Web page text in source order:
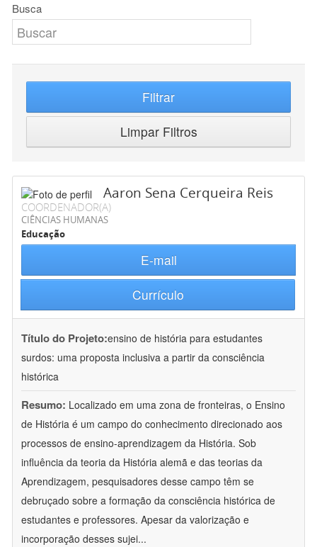
Busca
Filtrar
Limpar Filtros
Aaron Sena Cerqueira Reis
COORDENADOR(A)
CIÊNCIAS HUMANAS
Educação
E-mail
Currículo
Título do Projeto:ensino de história para estudantes
surdos: uma proposta inclusiva a partir da consciência
histórica
Resumo: Localizado em uma zona de fronteiras, o Ensino
de História é um campo do conhecimento direcionado aos
processos de ensino-aprendizagem da História. Sob
influência da teoria da História alemã e das teorias da
Aprendizagem, pesquisadores desse campo têm se
debruçado sobre a formação da consciência histórica de
estudantes e professores. Apesar da valorização e
incorporação desses sujei...